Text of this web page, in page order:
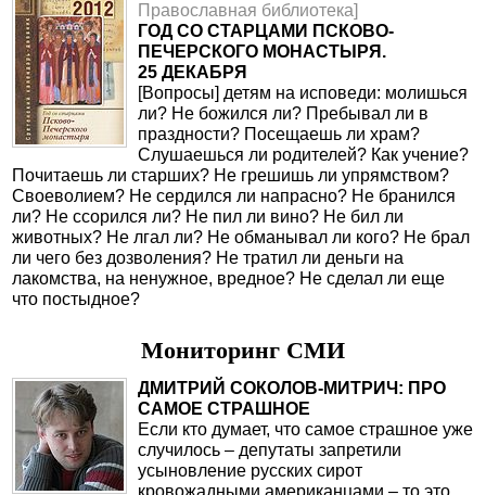
Православная библиотека]
ГОД СО СТАРЦАМИ ПСКОВО-
ПЕЧЕРСКОГО МОНАСТЫРЯ.
25 ДЕКАБРЯ
[Вопросы] детям на исповеди: молишься
ли? Не божился ли? Пребывал ли в
праздности? Посещаешь ли храм?
Слушаешься ли родителей? Как учение?
Почитаешь ли старших? Не грешишь ли упрямством?
Своеволием? Не сердился ли напрасно? Не бранился
ли? Не ссорился ли? Не пил ли вино? Не бил ли
животных? Не лгал ли? Не обманывал ли кого? Не брал
ли чего без дозволения? Не тратил ли деньги на
лакомства, на ненужное, вредное? Не сделал ли еще
что постыдное?
Мониторинг СМИ
ДМИТРИЙ СОКОЛОВ-МИТРИЧ: ПРО
САМОЕ СТРАШНОЕ
Если кто думает, что самое страшное уже
случилось – депутаты запретили
усыновление русских сирот
кровожадными американцами – то это